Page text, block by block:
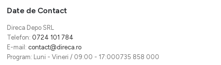
Date de Contact
Direca Depo SRL
Telefon: 0724 101 784
E-mail: contact@direca.ro
Program: Luni - Vineri / 09:00 - 17:000735 858 000